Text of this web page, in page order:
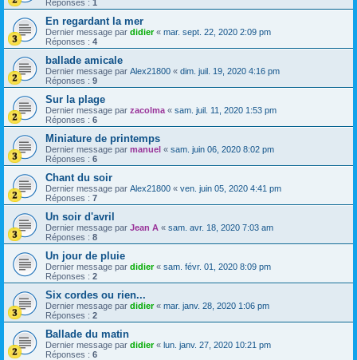
Réponses : 1
En regardant la mer
Dernier message par didier« mar. sept. 22, 2020 2:09 pm
Réponses : 4
ballade amicale
Dernier message par Alex21800 « dim. juil. 19, 2020 4:16 pm
Réponses : 9
Sur la plage
Dernier message par zacolma « sam. juil. 11, 2020 1:53 pm
Réponses : 6
Miniature de printemps
Dernier message par manuel « sam. juin 06, 2020 8:02 pm
Réponses : 6
Chant du soir
Dernier message par Alex21800 « ven. juin 05, 2020 4:41 pm
Réponses : 7
Un soir d'avril
Dernier message par Jean A « sam. avr. 18, 2020 7:03 am
Réponses : 8
Un jour de pluie
Dernier message par didier« sam. févr. 01, 2020 8:09 pm
Réponses : 2
Six cordes ou rien...
Dernier message par didier« mar. janv. 28, 2020 1:06 pm
Réponses : 2
Ballade du matin
Dernier message par didier« lun. janv. 27, 2020 10:21 pm
Réponses : 6